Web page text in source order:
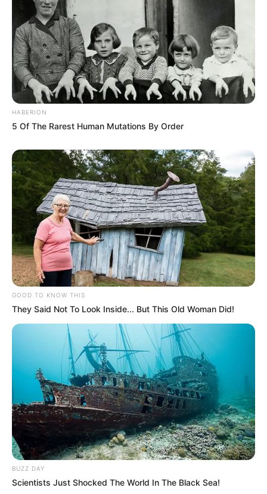
HABERION
5 Of The Rarest Human Mutations By Order
GOOD TO KNOW THIS
They Said Not To Look Inside... But This Old Woman Did!
BUZZ DAY
Scientists Just Shocked The World In The Black Sea!